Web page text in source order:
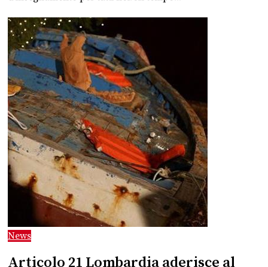
News
Articolo 21 Lombardia aderisce al